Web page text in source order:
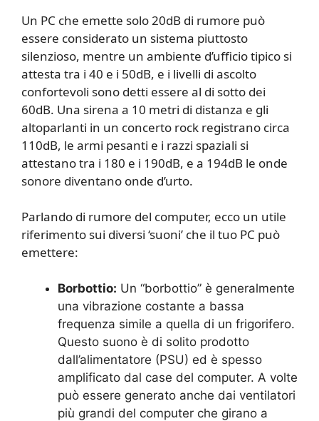
Un PC che emette solo 20dB di rumore può
essere considerato un sistema piuttosto
silenzioso, mentre un ambiente d’ufficio tipico si
attesta tra i 40 e i 50dB, e i livelli di ascolto
confortevoli sono detti essere al di sotto dei
60dB. Una sirena a 10 metri di distanza e gli
altoparlanti in un concerto rock registrano circa
110dB, le armi pesanti e i razzi spaziali si
attestano tra i 180 e i 190dB, e a 194dB le onde
sonore diventano onde d’urto.
Parlando di rumore del computer, ecco un utile
riferimento sui diversi ‘suoni’ che il tuo PC può
emettere:
Borbottio: Un “borbottio” è generalmente
una vibrazione costante a bassa
frequenza simile a quella di un frigorifero.
Questo suono è di solito prodotto
dall’alimentatore (PSU) ed è spesso
amplificato dal case del computer. A volte
può essere generato anche dai ventilatori
più grandi del computer che girano a